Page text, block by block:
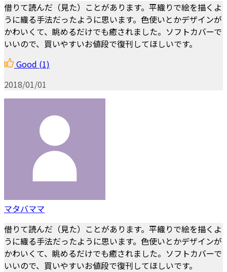
借りて読んだ（見た）ことがあります。平織りで絵を描くよ
うに織る手法だったように思います。色使いとかデザインが
かわいくて、眺めるだけでも癒されました。ソフトカバーで
いいので、買いやすいお値段で復刊してほしいです。
Good (1)
2018/01/01
マタバママ
借りて読んだ（見た）ことがあります。平織りで絵を描くよ
うに織る手法だったように思います。色使いとかデザインが
かわいくて、眺めるだけでも癒されました。ソフトカバーで
いいので、買いやすいお値段で復刊してほしいです。